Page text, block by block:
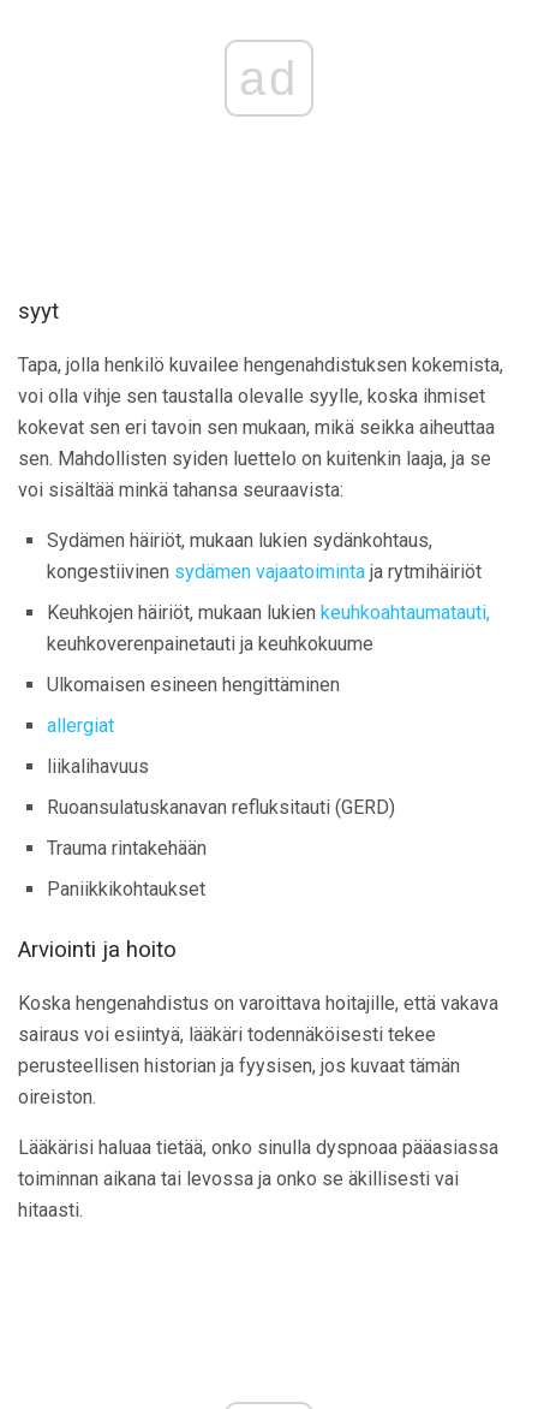
ad
syyt
Tapa, jolla henkilö kuvailee hengenahdistuksen kokemista,
voi olla vihje sen taustalla olevalle syylle, koska ihmiset
kokevat sen eri tavoin sen mukaan, mikä seikka aiheuttaa
sen. Mahdollisten syiden luettelo on kuitenkin laaja, ja se
voi sisältää minkä tahansa seuraavista:
Sydämen häiriöt, mukaan lukien sydänkohtaus,
kongestiivinen sydämen vajaatoiminta ja rytmihäiriöt
Keuhkojen häiriöt, mukaan lukien keuhkoahtaumatauti,
keuhkoverenpainetauti ja keuhkokuume
Ulkomaisen esineen hengittäminen
allergiat
liikalihavuus
Ruoansulatuskanavan refluksitauti (GERD)
Trauma rintakehään
Paniikkikohtaukset
Arviointi ja hoito
Koska hengenahdistus on varoittava hoitajille, että vakava
sairaus voi esiintyä, lääkäri todennäköisesti tekee
perusteellisen historian ja fyysisen, jos kuvaat tämän
oireiston.
Lääkärisi haluaa tietää, onko sinulla dyspnoaa pääasiassa
toiminnan aikana tai levossa ja onko se äkillisesti vai
hitaasti.